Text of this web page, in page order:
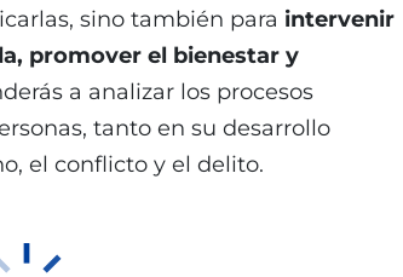
sino también para intervenir
promover el bienestar y
a analizar los procesos
tanto en su desarrollo
el conflicto y el delito.